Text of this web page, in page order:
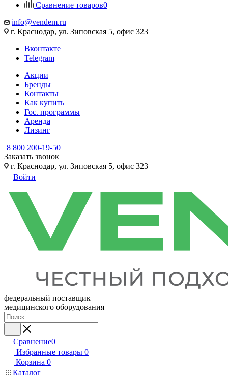
Сравнение товаров0
info@vendem.ru
г. Краснодар, ул. Зиповская 5, офис 323
Вконтакте
Telegram
Акции
Бренды
Контакты
Как купить
Гос. программы
Аренда
Лизинг
8 800 200-19-50
Заказать звонок
г. Краснодар, ул. Зиповская 5, офис 323
Войти
федеральный поставщик
медицинского оборудования
Сравнение0
Избранные товары 0
Корзина 0
Каталог